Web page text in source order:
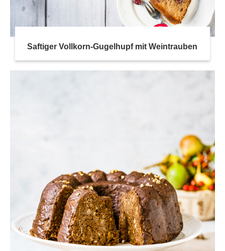
Saftiger Vollkorn-Gugelhupf mit Weintrauben